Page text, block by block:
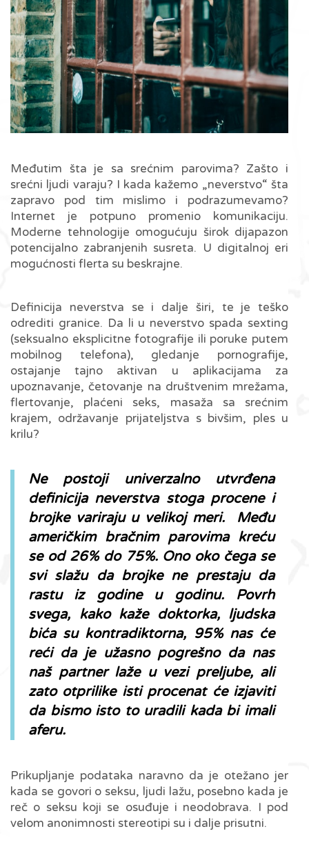
Međutim šta je sa srećnim parovima? Zašto i
srećni ljudi varaju? I kada kažemo „neverstvo“ šta
zapravo pod tim mislimo i podrazumevamo?
Internet je potpuno promenio komunikaciju.
Moderne tehnologije omogućuju širok dijapazon
potencijalno zabranjenih susreta. U digitalnoj eri
mogućnosti flerta su beskrajne.
Definicija neverstva se i dalje širi, te je teško
odrediti granice. Da li u neverstvo spada sexting
(seksualno eksplicitne fotografije ili poruke putem
mobilnog telefona), gledanje pornografije,
ostajanje tajno aktivan u aplikacijama za
upoznavanje, četovanje na društvenim mrežama,
flertovanje, plaćeni seks, masaža sa srećnim
krajem, održavanje prijateljstva s bivšim, ples u
krilu?
Ne postoji univerzalno utvrđena
definicija neverstva stoga procene i
brojke variraju u velikoj meri. Među
američkim bračnim parovima kreću
se od 26% do 75%. Ono oko čega se
svi slažu da brojke ne prestaju da
rastu iz godine u godinu. Povrh
svega, kako kaže doktorka, ljudska
bića su kontradiktorna, 95% nas će
reći da je užasno pogrešno da nas
naš partner laže u vezi preljube, ali
zato otprilike isti procenat će izjaviti
da bismo isto to uradili kada bi imali
aferu.
Prikupljanje podataka naravno da je otežano jer
kada se govori o seksu, ljudi lažu, posebno kada je
reč o seksu koji se osuđuje i neodobrava. I pod
velom anonimnosti stereotipi su i dalje prisutni.